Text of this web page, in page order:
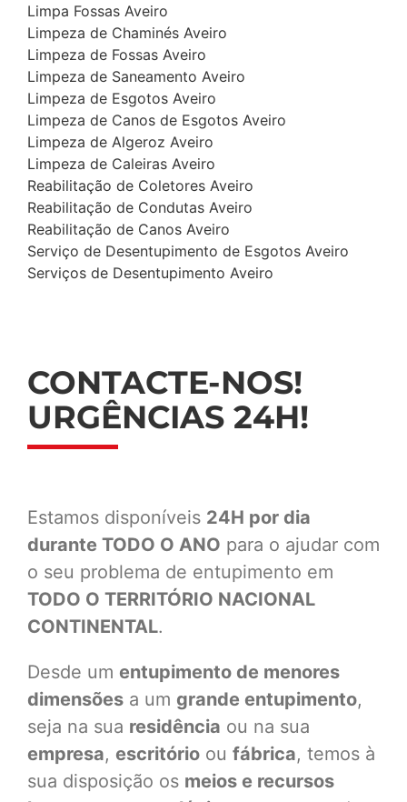
Limpa Fossas Aveiro
Limpeza de Chaminés Aveiro
Limpeza de Fossas Aveiro
Limpeza de Saneamento Aveiro
Limpeza de Esgotos Aveiro
Limpeza de Canos de Esgotos Aveiro
Limpeza de Algeroz Aveiro
Limpeza de Caleiras Aveiro
Reabilitação de Coletores Aveiro
Reabilitação de Condutas Aveiro
Reabilitação de Canos Aveiro
Serviço de Desentupimento de Esgotos Aveiro
Serviços de Desentupimento Aveiro
CONTACTE-NOS!
URGÊNCIAS 24H!
Estamos disponíveis 24H por dia
durante TODO O ANO para o ajudar com
o seu problema de entupimento em
TODO O TERRITÓRIO NACIONAL
CONTINENTAL.
Desde um entupimento de menores
dimensões a um grande entupimento,
seja na sua residência ou na sua
empresa, escritório ou fábrica, temos à
sua disposição os meios e recursos